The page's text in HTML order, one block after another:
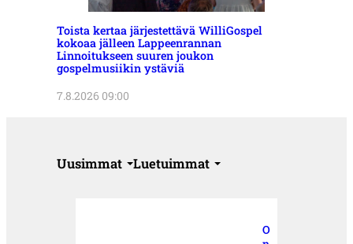
Toista kertaa järjestettävä WilliGospel
kokoaa jälleen Lappeenrannan
Linnoitukseen suuren joukon
gospelmusiikin ystäviä
7.8.2026 09:00
Uusimmat Luetuimmat
O